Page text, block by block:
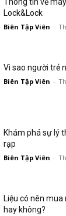
Lock&Lock
Biên Tập Viên -
Vì sao người trẻ
Biên Tập Viên -
Khám phá sự lý
rạp
Biên Tập Viên -
Liệu có nên
hay không?